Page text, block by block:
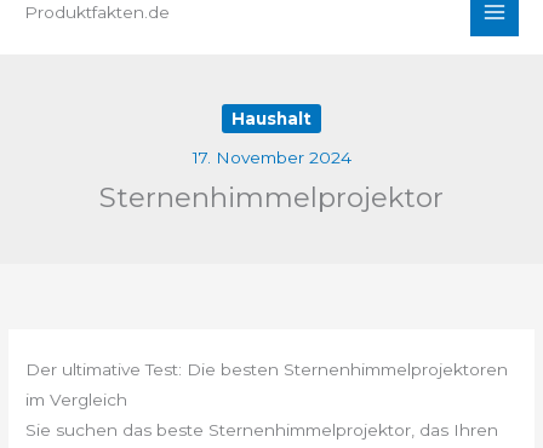
InhaltProduktfakten.de
Haushalt
17. November 2024
Sternenhimmelprojektor
Der ultimative Test: Die besten Sternenhimmelprojektoren
im Vergleich
Sie suchen das beste Sternenhimmelprojektor, das Ihren